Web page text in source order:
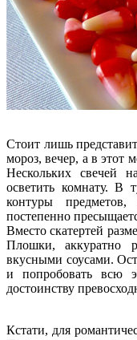
Стоит лишь
мороз, вечер, а в этот
Нескольких свечей
осветить комнату. В
контуры
постепенно
Вместо скатертей
Плошки, аккуратно
вкусными соусами.
и попробовать всю
достоинству
Кстати, для